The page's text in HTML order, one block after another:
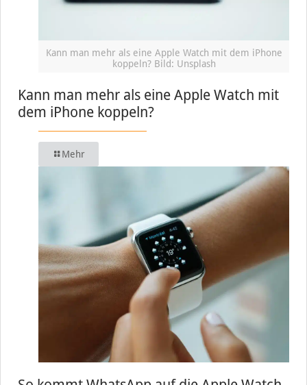
Kann man mehr als eine Apple Watch mit dem iPhone
koppeln? Bild: Unsplash
Kann man mehr als eine Apple Watch mit
dem iPhone koppeln?
Mehr